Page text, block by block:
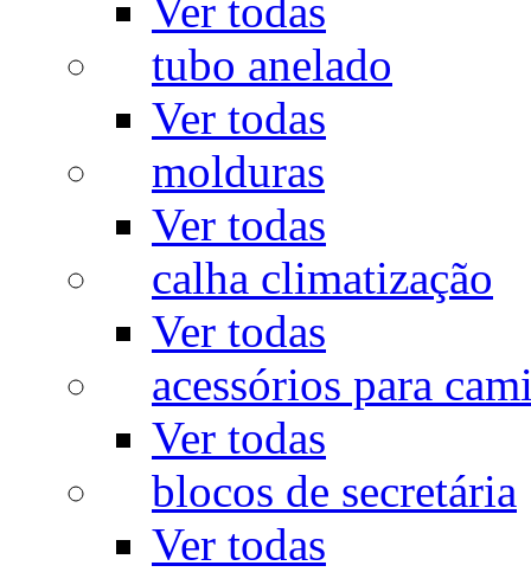
Ver todas
tubo anelado
Ver todas
molduras
Ver todas
calha climatização
Ver todas
acessórios para
Ver todas
blocos de secretária
Ver todas